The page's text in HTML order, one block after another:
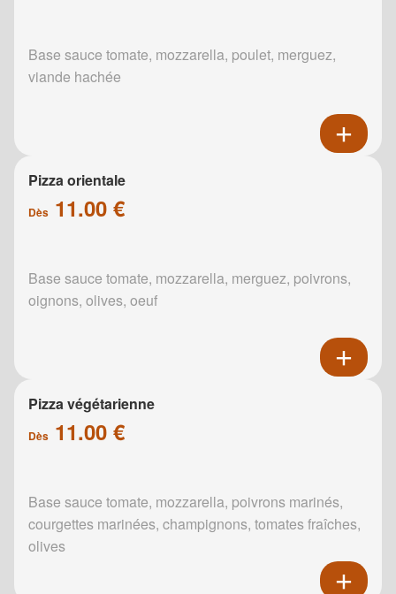
Base sauce tomate, mozzarella, poulet, merguez,
viande hachée
Pizza orientale
Dès 11.00 €
Base sauce tomate, mozzarella, merguez, poivrons,
oignons, olives, oeuf
Pizza végétarienne
Dès 11.00 €
Base sauce tomate, mozzarella, poivrons marinés,
courgettes marinées, champignons, tomates fraîches,
olives